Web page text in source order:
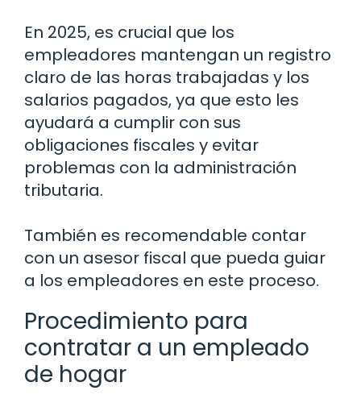
En 2025, es crucial que los
empleadores mantengan un registro
claro de las horas trabajadas y los
salarios pagados, ya que esto les
ayudará a cumplir con sus
obligaciones fiscales y evitar
problemas con la administración
tributaria.
También es recomendable contar
con un asesor fiscal que pueda guiar
a los empleadores en este proceso.
Procedimiento para
contratar a un empleado
de hogar